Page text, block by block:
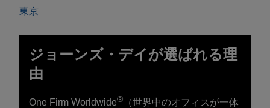
東京
ジョーンズ・デイが選ばれる理
由
One Firm Worldwide® （世界中のオフィスが一体